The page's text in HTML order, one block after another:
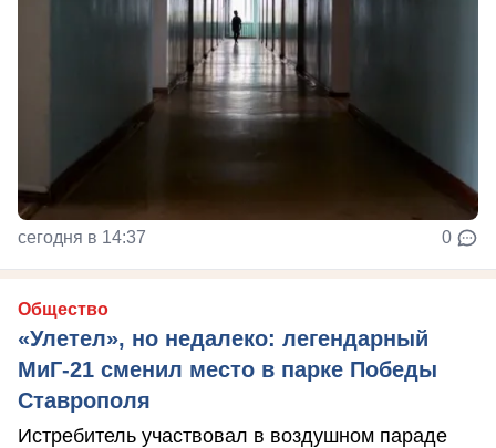
сегодня в 14:37 0
Общество
«Улетел», но недалеко: легендарный
МиГ-21 сменил место в парке Победы
Ставрополя
Истребитель участвовал в воздушном параде